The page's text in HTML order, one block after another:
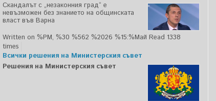
Скандалът с „незаконния град“ е
невъзможен без знанието на общинската
власт във Варна
Written on %PM, %30 %562 %2026 %15:%Май Read 1338
times
Всички решения на Министерския съвет
Решения на Министерския съвет